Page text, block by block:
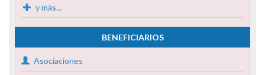
y más...
BENEFICIARIOS
Asociaciones